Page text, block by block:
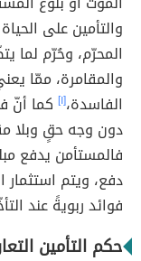
والتأمين على
المحرّم، وحُرّم لما
والمقامرة، ممّا
الفاسدة،[١] كما أنّ
دون وجه حقٍ وبلا
فالمستأمن يدفع
دفع، ويتم استثمار
فوائد ربويةً عند
حكم التأمين